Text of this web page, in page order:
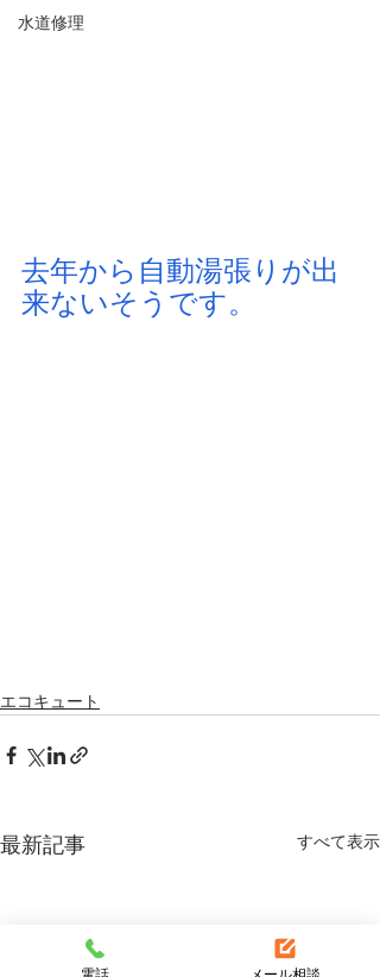
水道修理
去年から自動湯張りが出
来ないそうです。
エコキュート
最新記事 すべて表示
電話 メール相談